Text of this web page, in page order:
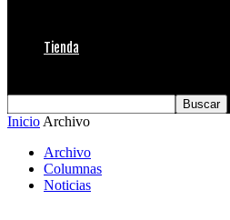
Tienda
Inicio Archivo
Archivo
Columnas
Noticias